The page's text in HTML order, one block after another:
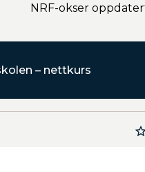
NRF-okser
– nettkurs